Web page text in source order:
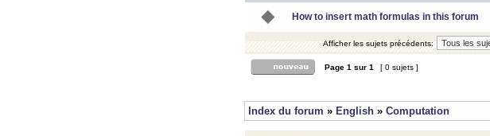
How to insert math formulas in this forum
Afficher les sujets précédents:
Page 1 sur 1 [ 0 sujets ]
Index du forum » English » Computation